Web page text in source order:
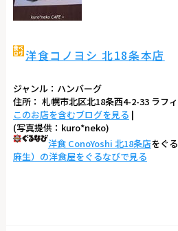
洋食コノヨシ 北18条本店
ジャンル：ハンバーグ
住所： 札幌市北区北18条西4-2-33 ラフ
このお店を含むブログを見る |
(写真提供：kuro*neko)
洋食 ConoYoshi 北18条店をぐ
麻生）の洋食屋をぐるなびで見る